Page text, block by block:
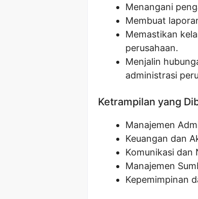
Menangani
Membuat
Memastikan
perusahaan.
Menjalin
administrasi
Ketrampilan yang
Manajemen
Keuangan dan
Komunikasi dan
Manajemen
Kepemimpinan